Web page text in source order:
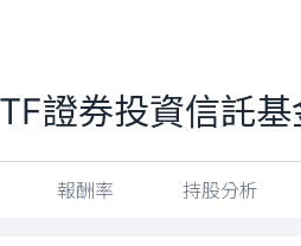
證券投資信託基
報酬率 持股分析